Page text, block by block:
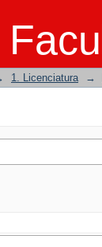
1. Licenciatura →